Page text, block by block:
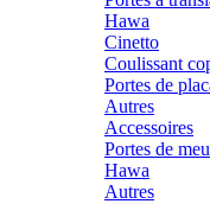
Hawa
Cinetto
Coulissant
Portes de
Autres
Accessoires
Portes de
Hawa
Autres